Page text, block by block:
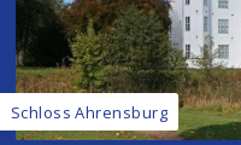
Schloss Ahrensburg